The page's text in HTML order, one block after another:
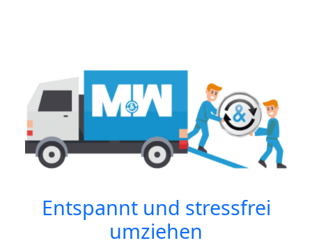
Entspannt und stressfrei
umziehen